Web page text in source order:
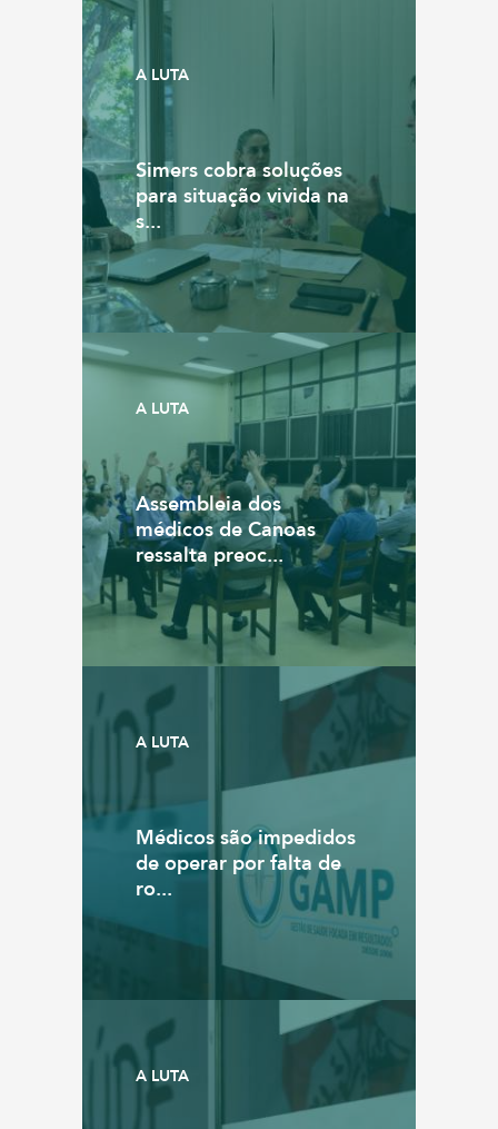
A LUTA
Simers cobra soluções
para situação vivida na
s...
A LUTA
Assembleia dos
médicos de Canoas
ressalta preoc...
A LUTA
Médicos são impedidos
de operar por falta de
ro...
A LUTA